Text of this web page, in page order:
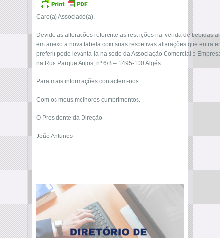
Caro(a) Associado(a),
Devido as alterações referente as restrições na venda de bebidas
em anexo a nova tabela com suas respetivas alterações que entra
preferir pode levanta-la na sede da Associação Comercial e
na Rua Parque Anjos, nº 6/B – 1495-100 Algés.
Para mais informações contactem-nos.
Com os meus melhores cumprimentos,
O Presidente da Direção
João Antunes